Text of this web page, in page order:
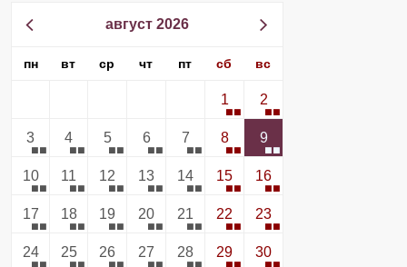
август 2026
пн вт ср чт пт сб вс
1 2
3 4 5 6 7 8 9
10 11 12 13 14 15 16
17 18 19 20 21 22 23
24 25 26 27 28 29 30